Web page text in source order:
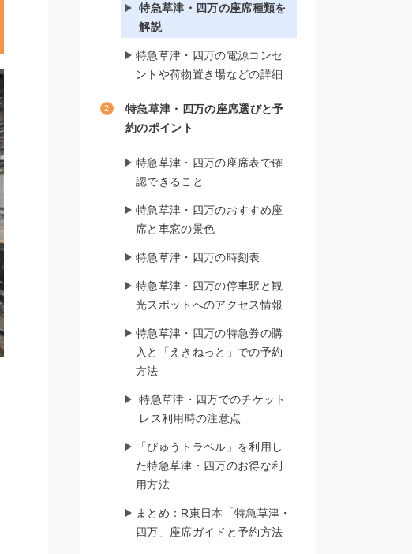
特急草津・四万の座席種類を
解説
特急草津・四万の電源コンセ
ントや荷物置き場などの詳細
特急草津・四万の座席選びと予
約のポイント
特急草津・四万の座席表で確
認できること
特急草津・四万のおすすめ座
席と車窓の景色
特急草津・四万の時刻表
特急草津・四万の停車駅と観
光スポットへのアクセス情報
特急草津・四万の特急券の購
入と「えきねっと」での予約
方法
特急草津・四万でのチケット
レス利用時の注意点
「びゅうトラベル」を利用し
た特急草津・四万のお得な利
用方法
まとめ：R東日本「特急草津・
四万」座席ガイドと予約方法